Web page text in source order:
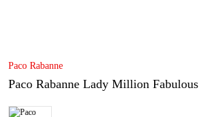
Paco Rabanne
Paco Rabanne Lady Million Fabulous